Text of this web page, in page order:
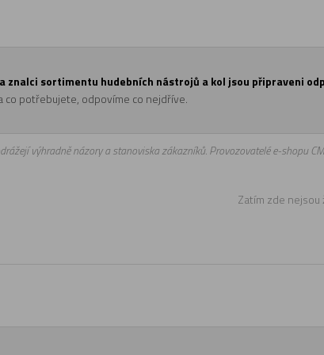
znalci sortimentu hudebních nástrojů a kol jsou připraveni
co potřebujete, odpovíme co nejdříve.
výhradně názory a stanoviska zákazníků. Provozovatelé e-shopu
Zatím zde